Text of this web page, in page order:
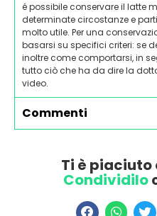
é possibile conservare il latte
determinate circostanze e
molto utile. Per una
basarsi su specifici criteri: se
inoltre come comportarsi, in
tutto ciò che ha da dire la
video.
Commenti
Ti è piaciuto
Condividilo